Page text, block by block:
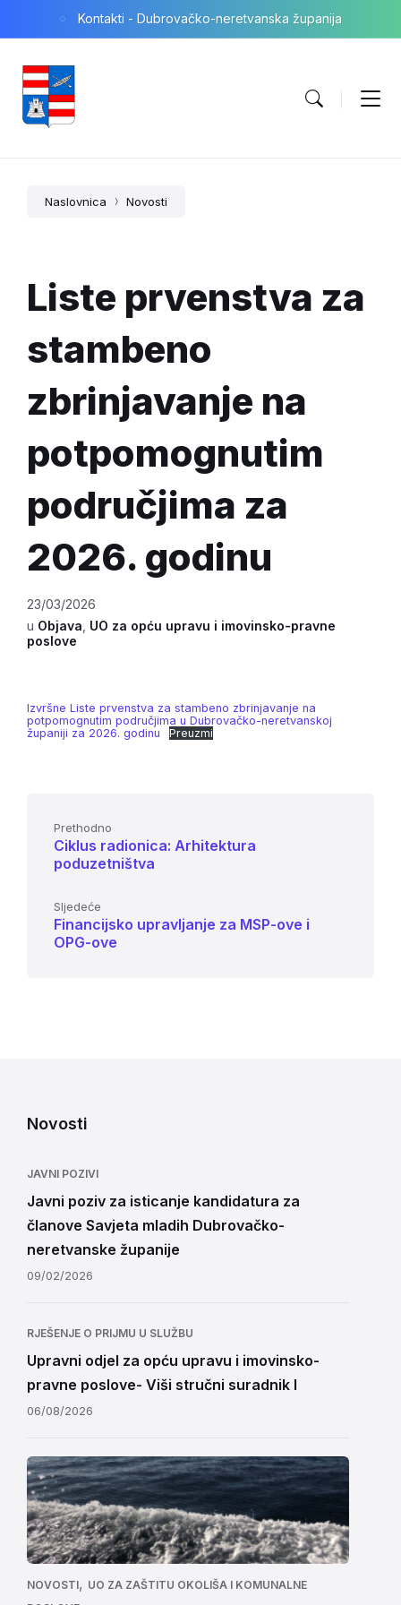
content
main
footer
Kontakti - Dubrovačko-neretvanska županija
Naslovnica Novosti
Liste prvenstva za
stambeno
zbrinjavanje na
potpomognutim
područjima za
2026. godinu
23/03/2026
u Objava UO za opću upravu i imovinsko-pravne
poslove
Izvršne Liste prvenstva za stambeno zbrinjavanje na
potpomognutim područjima u Dubrovačko-neretvanskoj
županiji za 2026. godinu
Preuzmi
Prethodno
Ciklus radionica: Arhitektura
poduzetništva
Sljedeće
Financijsko upravljanje za MSP-ove i
OPG-ove
Novosti
JAVNI POZIVI
Javni poziv za isticanje kandidatura za
članove Savjeta mladih Dubrovačko-
neretvanske županije
09/02/2026
RJEŠENJE O PRIJMU U SLUŽBU
Upravni odjel za opću upravu i imovinsko-
pravne poslove- Viši stručni suradnik I
06/08/2026
NOVOSTI, UO ZA ZAŠTITU OKOLIŠA I KOMUNALNE